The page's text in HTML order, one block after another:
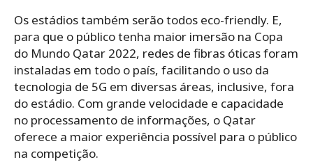
Os estádios também serão todos eco-friendly. E,
para que o público tenha maior imersão na Copa
do Mundo Qatar 2022, redes de fibras óticas foram
instaladas em todo o país, facilitando o uso da
tecnologia de 5G em diversas áreas, inclusive, fora
do estádio. Com grande velocidade e capacidade
no processamento de informações, o Qatar
oferece a maior experiência possível para o público
na competição.